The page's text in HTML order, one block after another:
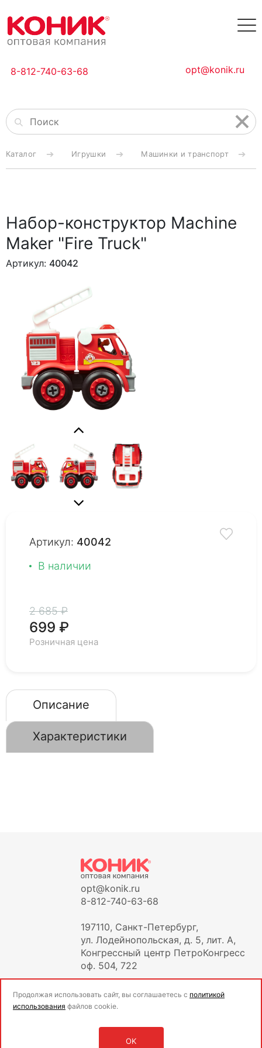
8-812-740-63-68 opt@konik.ru
Каталог Игрушки Машинки и транспорт
Набор-конструктор Machine
Maker "Fire Truck"
Артикул: 40042
Артикул: 40042
В наличии
2 685 ₽
699 ₽
Розничная цена
Описание
Характеристики
opt@konik.ru
8-812-740-63-68
197110, Санкт-Петербург,
ул. Лодейнопольская, д. 5, лит. А,
Конгрессный центр ПетроКонгресс
оф. 504, 722
Продолжая использовать сайт, вы соглашаетесь с политикой
использования файлов cookie.
OK